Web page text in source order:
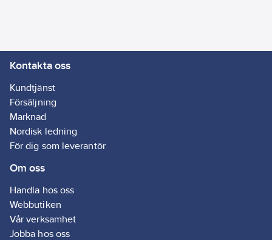
Kontakta oss
Kundtjänst
Försäljning
Marknad
Nordisk ledning
För dig som leverantör
Om oss
Handla hos oss
Webbutiken
Vår verksamhet
Jobba hos oss